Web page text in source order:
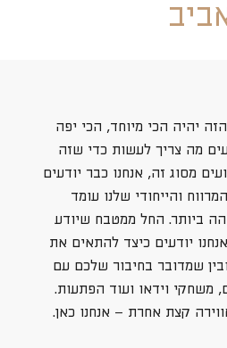
יהיה הכי מיוחד, הכי יפה
מה צריך לעשות כדי שזה
מסוג זה, אנחנו כבר יודעים
והייחודי שלנו עומד
ביותר. החל ממטבח שיודע
יודעים כיצד להתאים את
שמדובר בחיבור שלכם עם
משחקי וידאו ועוד הפתעות.
קצת אחרת – אנחנו כאן.